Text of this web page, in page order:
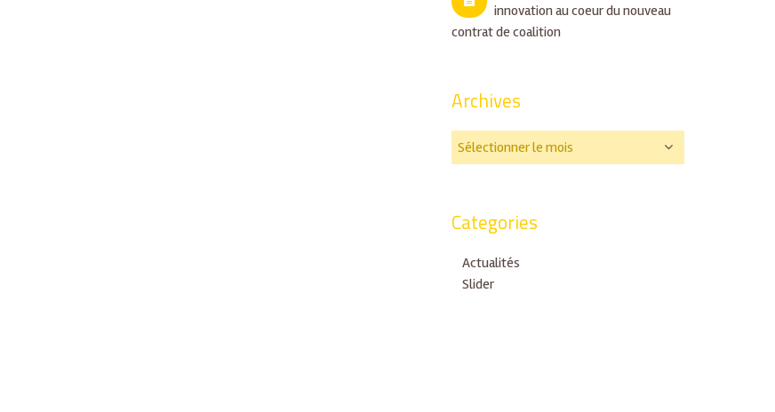
innovation au coeur du nouveau
contrat de coalition
Archives
Categories
Actualités
Slider